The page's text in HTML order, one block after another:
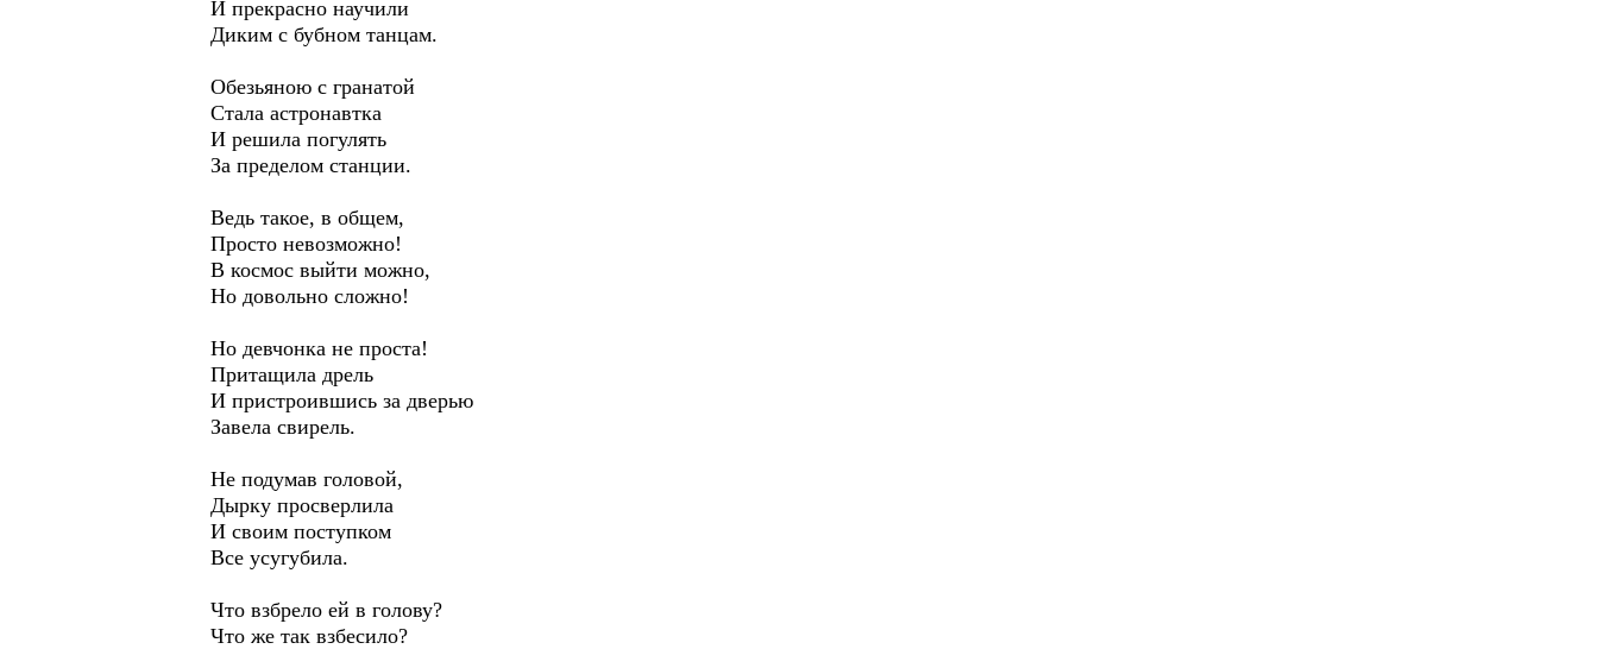
И прекрасно научили
Диким с бубном танцам.
Обезьяною с гранатой
Стала астронавтка
И решила погулять
За пределом станции.
Ведь такое, в общем,
Просто невозможно!
В космос выйти можно,
Но довольно сложно!
Но девчонка не проста!
Притащила дрель
И пристроившись за дверью
Завела свирель.
Не подумав головой,
Дырку просверлила
И своим поступком
Все усугубила.
Что взбрело ей в голову?
Что же так взбесило?